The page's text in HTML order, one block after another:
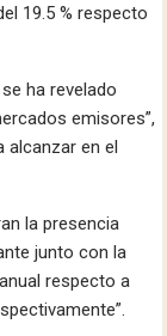
19.5 % respecto
ha revelado
emisores”,
alcanzar en el
la presencia
junto con la
respecto a